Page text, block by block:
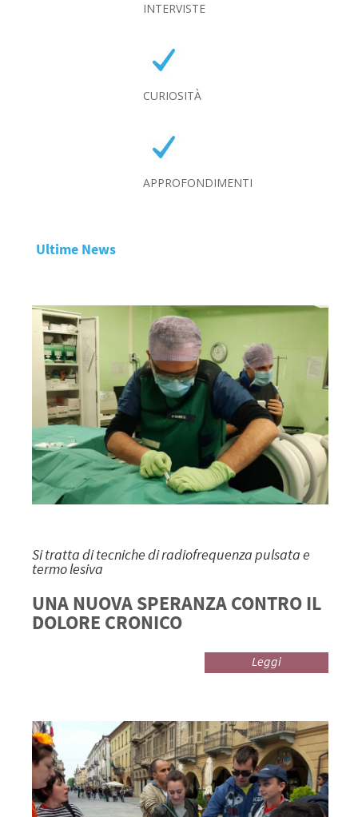
INTERVISTE
CURIOSITÀ
APPROFONDIMENTI
Ultime News
Si tratta di tecniche di radiofrequenza pulsata e
termo lesiva
UNA NUOVA SPERANZA CONTRO IL
DOLORE CRONICO
Leggi